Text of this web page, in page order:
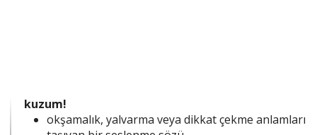
kuzum!
okşamalık, yalvarma veya dikkat çekme anlamları